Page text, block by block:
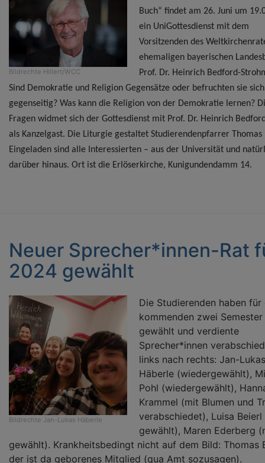
Bildrechte Hillert/WCC
Buch“ findet am 26. Juni um
ein UniGottesdienst mit dem
Vorsitzenden des
ehemaligen bayerischen
Prof. Dr. Heinrich Bedford-
Sind Demokratie und Religion Gegensätze oder befruchten sie sich
gegenseitig? Was kann die Religion von der Demokratie lernen?
Fragen widmet sich der Gottesdienst mit Prof. Dr. Heinrich
als Kanzelgast. Die Liturgie gestaltet Studierendenpfarrer Thomas
Eingeladen sind alle Interessierten – aus der Universität und
darüber hinaus. Ort ist die Erlöserkirche, Kunigundendamm 14.
Neuer Sprecher*innen-Rat
2024 gewählt
Bildrechte Jan-Lukas Häberle
Die Studierenden haben für
kommenden zwei Semester
gewählt und verdiente
Sprecher*innen
links nach rechts: Jan-Lukas
Häberle (wiedergewählt),
Pohl (wiedergewählt),
Krammel (mit Blumen und
verabschiedet), Luisa Beierl
gewählt), Maren Ederberg
gewählt). Krankheitsbedingt nicht auf dem Bild: Thomas
der ist da geborenes Mitglied (qua Amt sozusagen).